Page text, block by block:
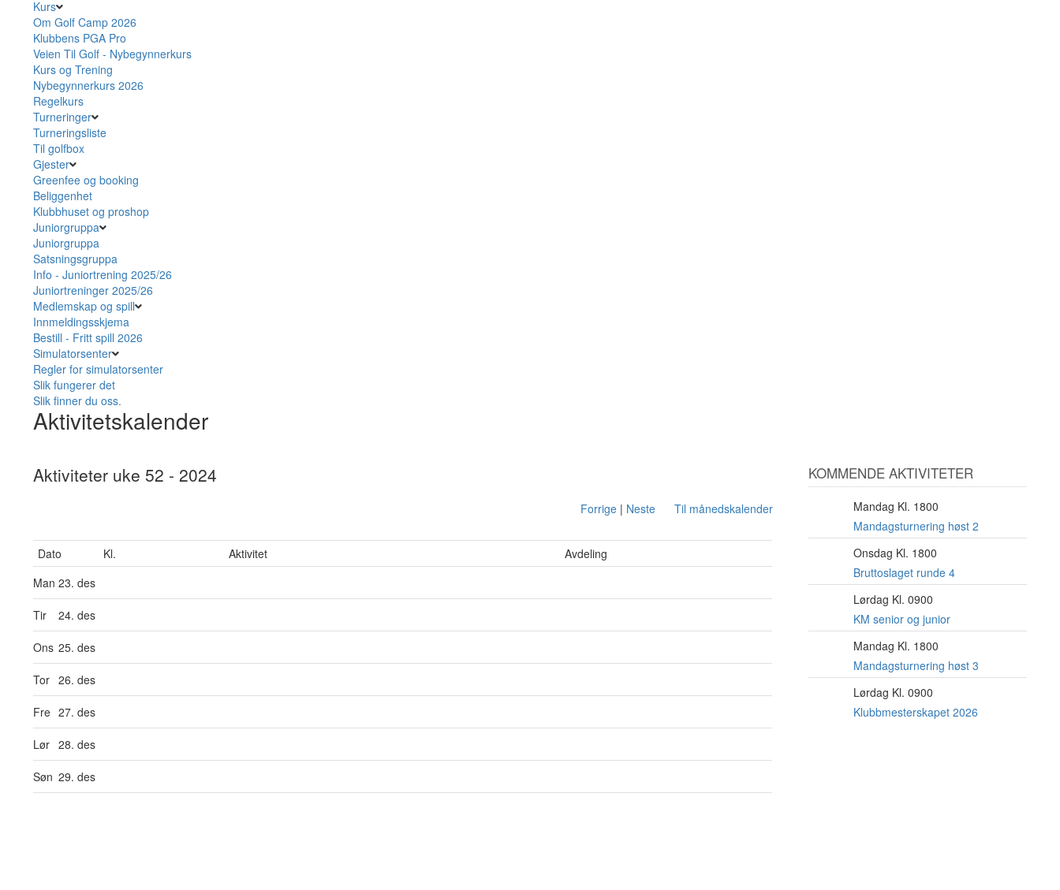
Kurs
Om Golf Camp 2026
Klubbens PGA Pro
Veien Til Golf - Nybegynnerkurs
Kurs og Trening
Nybegynnerkurs 2026
Regelkurs
Turneringer
Turneringsliste
Til golfbox
Gjester
Greenfee og booking
Beliggenhet
Klubbhuset og proshop
Juniorgruppa
Juniorgruppa
Satsningsgruppa
Info - Juniortrening 2025/26
Juniortreninger 2025/26
Medlemskap og spill
Innmeldingsskjema
Bestill - Fritt spill 2026
Simulatorsenter
Regler for simulatorsenter
Slik fungerer det
Slik finner du oss.
Aktivitetskalender
Aktiviteter uke 52 - 2024
Forrige| Neste Til månedskalender
Dato Kl. Aktivitet
Avdeling
Man 23. des
Tir 24. des
Ons 25. des
Tor 26. des
Fre 27. des
Lør 28. des
Søn 29. des
KOMMENDE AKTIVITETER
Mandag Kl. 1800
Mandagsturnering høst 2
Onsdag Kl. 1800
Bruttoslaget runde 4
Lørdag Kl. 0900
KM senior og junior
Mandag Kl. 1800
Mandagsturnering høst 3
Lørdag Kl. 0900
Klubbmesterskapet 2026